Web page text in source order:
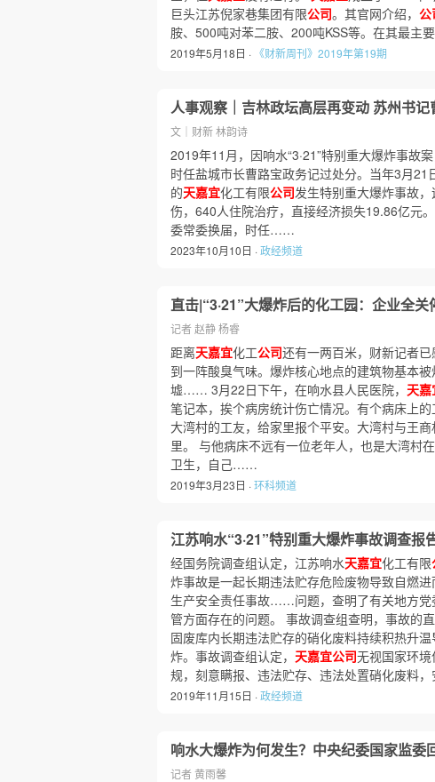
巨头江苏倪家巷集团有限公司。其官网介绍， 公
胺、500吨对苯二胺、200吨KSS等。在其最主
2019年5月18日 · 《财新周刊》2019年第19期
人事观察｜吉林政坛高层再变动 苏州书
文｜财新 林韵诗
2019年11月，因响水“3·21”特别重大爆炸事故
时任盐城市长曹路宝政务记过处分。当年3月21
的天嘉宜化工有限公司发生特别重大爆炸事故
伤，640人住院治疗，直接经济损失19.86亿元
委常委换届，时任……
2023年10月10日 ·政经频道
直击|“3·21”大爆炸后的化工园：企业全
记者 赵静 杨睿
距离天嘉宜化工公司还有一两百米，财新记者
到一阵酸臭气味。爆炸核心地点的建筑物基本
墟…… 3月22日下午，在响水县人民医院， 天嘉
笔记本，挨个病房统计伤亡情况。有个病床上
大湾村的工友，给家里报个平安。大湾村与王商
里。 与他病床不远有一位老年人，也是大湾村在
卫生，自己……
2019年3月23日 ·环科频道
江苏响水“3·21”特别重大爆炸事故调查报
经国务院调查组认定，江苏响水天嘉宜化工有限
炸事故是一起长期违法贮存危险废物导致自燃
生产安全责任事故……问题，查明了有关地方党
管方面存在的问题。 事故调查组查明，事故的
固废库内长期违法贮存的硝化废料持续积热升
炸。事故调查组认定， 天嘉宜公司无视国家环
规，刻意瞒报、违法贮存、违法处置硝化废料
2019年11月15日 ·政经频道
响水大爆炸为何发生？中央纪委国家监委
记者 黄雨馨